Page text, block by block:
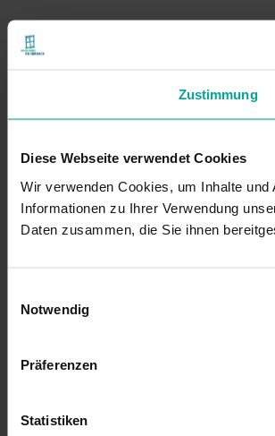
Zustimmung
Diese Webseite verwendet Cookies
Wir verwenden Cookies, um Inhalte
Informationen zu Ihrer Verwendung
Daten zusammen, die Sie ihnen
Notwendig
Präferenzen
Statistiken